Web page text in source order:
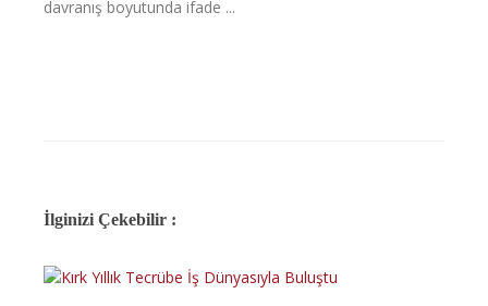
davranış boyutunda ifade ...
İlginizi Çekebilir :